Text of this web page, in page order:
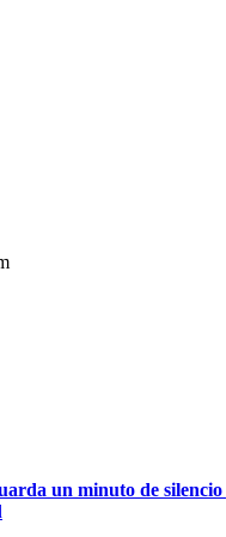
un minuto de